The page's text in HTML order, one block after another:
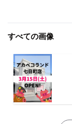
すべての画像